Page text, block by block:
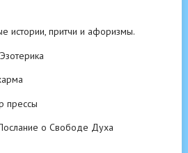
истории, притчи и афоризмы.
прессы
о Свободе Духа